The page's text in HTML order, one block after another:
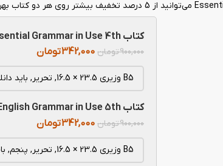
کتاب Essential Grammar in Use 4th
900,000تومان 342,000تومان
کتاب English Grammar in Use 5th
900,000تومان 342,000تومان